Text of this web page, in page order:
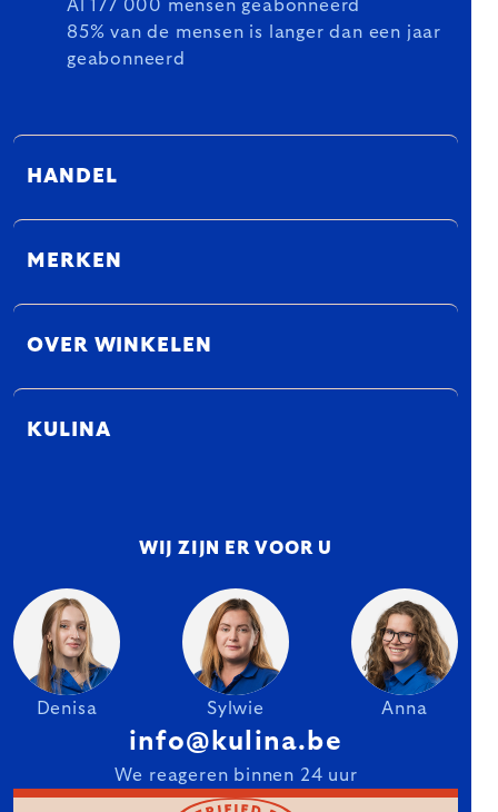
Al 177 000 mensen geabonneerd
85% van de mensen is langer dan een jaar
geabonneerd
HANDEL
MERKEN
OVER WINKELEN
KULINA
WIJ ZIJN ER VOOR U
Denisa Sylwie Anna
info@kulina.be
We reageren binnen 24 uur